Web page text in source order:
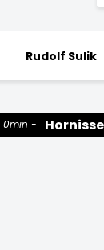
Rudolf Sulik
0min